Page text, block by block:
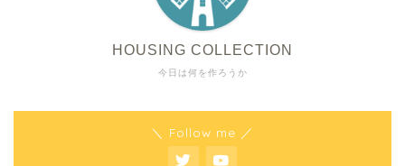
今日は何を作ろうか
HOUSING COLLECTION
＼ Follow me ／